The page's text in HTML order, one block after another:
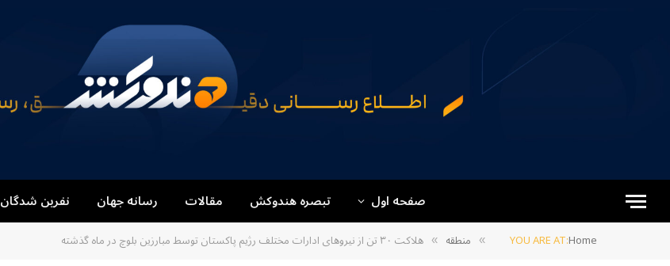
صفحه اول تبصره هندوکش مقالات رسانه جهان نفرین شدگان
YOU ARE AT:Home
» منطقه » هلاکت ۳۰ تن از نیروهای ادارات مختلف رژیم پاکستان توسط مبارزین بلوچ در ماه گذشته